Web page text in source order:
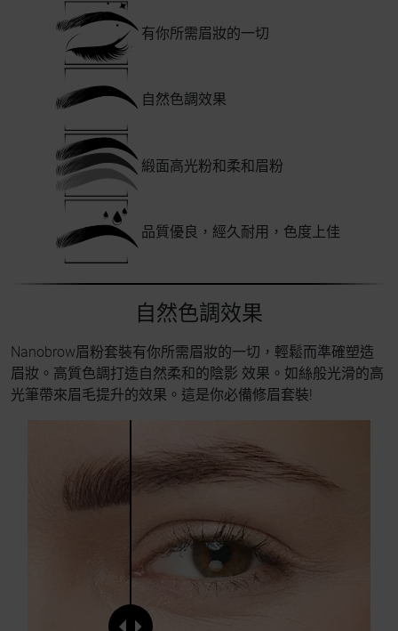
有你所需眉妝的一切
自然色調效果
緞面高光粉和柔和眉粉
品質優良，經久耐用，色度上佳
自然色調效果
Nanobrow眉粉套裝有你所需眉妝的一切，輕鬆而準確塑造
眉妝。高質色調打造自然柔和的陰影 效果。如絲般光滑的高
光筆帶來眉毛提升的效果。這是你必備修眉套裝!